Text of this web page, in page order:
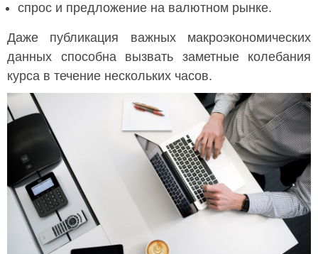
спрос и предложение на валютном рынке.
Даже публикация важных макроэкономических
данных способна вызвать заметные колебания
курса в течение нескольких часов.